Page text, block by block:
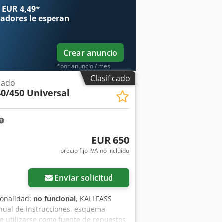
Vendemos esta máquina
funciones adicionales que se
puramente relacionado con
técnico. 💰 Precio: abierto a ofertas
técnicas o para programar
4,49*
le esperan
Crear anuncio
*por anuncio / mes
Clasificado
450 Universal
EUR 650
precio fijo IVA no incluído
Enviar solicitud
no funcional, KALLFASS
de instrucciones, esquema
utilizarse como fuente de repuestos